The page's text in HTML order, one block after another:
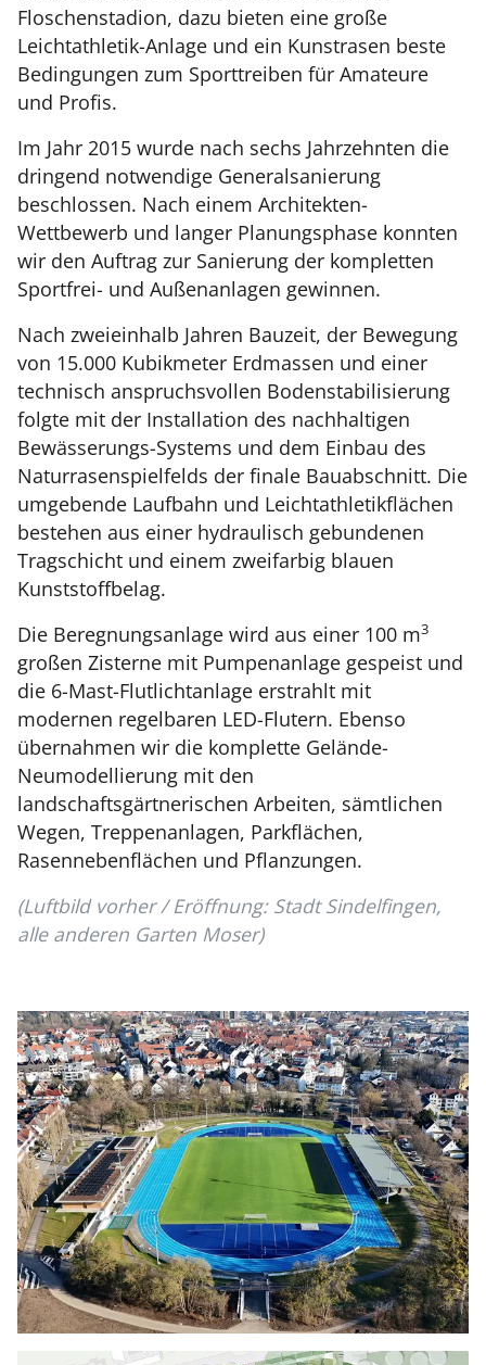
Floschenstadion, dazu bieten eine große
Leichtathletik-Anlage und ein Kunstrasen beste
Bedingungen zum Sporttreiben für Amateure
und Profis.
Im Jahr 2015 wurde nach sechs Jahrzehnten die
dringend notwendige Generalsanierung
beschlossen. Nach einem Architekten-
Wettbewerb und langer Planungsphase konnten
wir den Auftrag zur Sanierung der kompletten
Sportfrei- und Außenanlagen gewinnen.
Nach zweieinhalb Jahren Bauzeit, der Bewegung
von 15.000 Kubikmeter Erdmassen und einer
technisch anspruchsvollen Bodenstabilisierung
folgte mit der Installation des nachhaltigen
Bewässerungs-Systems und dem Einbau des
Naturrasenspielfelds der finale Bauabschnitt. Die
umgebende Laufbahn und Leichtathletikflächen
bestehen aus einer hydraulisch gebundenen
Tragschicht und einem zweifarbig blauen
Kunststoffbelag.
Die Beregnungsanlage wird aus einer 100 m3
großen Zisterne mit Pumpenanlage gespeist und
die 6-Mast-Flutlichtanlage erstrahlt mit
modernen regelbaren LED-Flutern. Ebenso
übernahmen wir die komplette Gelände-
Neumodellierung mit den
landschaftsgärtnerischen Arbeiten, sämtlichen
Wegen, Treppenanlagen, Parkflächen,
Rasennebenflächen und Pflanzungen.
(Luftbild vorher / Eröffnung: Stadt Sindelfingen,
alle anderen Garten Moser)